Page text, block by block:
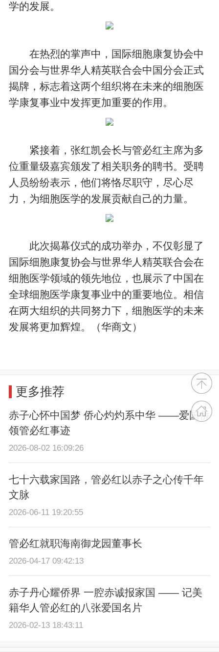
学的发展。
在热烈的掌声中，国际细胞康复协会中
国分会与世界华人精英联合会中国分会正式
揭牌，标志着这两个组织将在未来的细胞医
学康复事业中发挥更加重要的作用。
紧接着，张红凯会长与管必红主席为多
位重量级嘉宾颁发了相关职务的聘书。受聘
人员纷纷表示，他们将恪尽职守，尽心尽
力，为细胞医学的发展贡献自己的力量。
此次揭幕仪式的成功举办，不仅彰显了
国际细胞康复协会与世界华人精英联合会在
细胞医学领域的领先地位，也展示了中国在
全球细胞医学康复事业中的重要地位。相信
在两大组织的共同努力下，细胞医学的未来
发展将更加辉煌。（华商文）
更多推荐
赤子心怀中国梦 侨心灼灼系中华 ——爱国侨
领管必红事迹
2026-08-02 16:09:26
七十六载家国路，管必红以赤子之心传千年
文脉
2026-06-11 19:20:55
管必红就职海南御龙园董事长
2026-04-17 09:42:13
赤子丹心耀侨界 一腔赤诚报家国 —— 记美
籍华人管必红的八张爱国名片
2026-02-13 18:43:11